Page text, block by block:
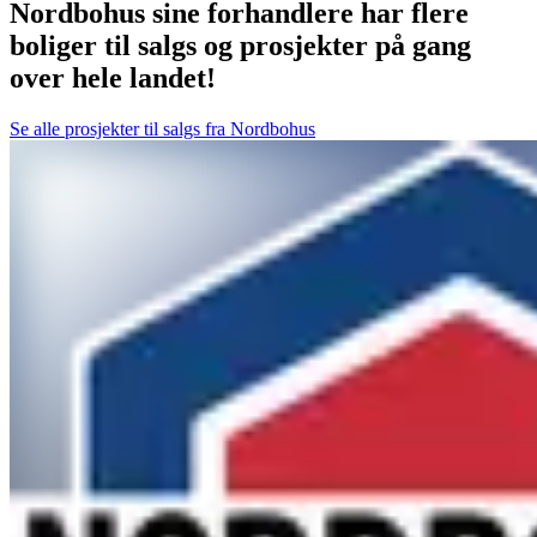
Nordbohus sine forhandlere har flere
boliger til salgs og prosjekter på gang
over hele landet!
Se alle prosjekter til salgs fra Nordbohus